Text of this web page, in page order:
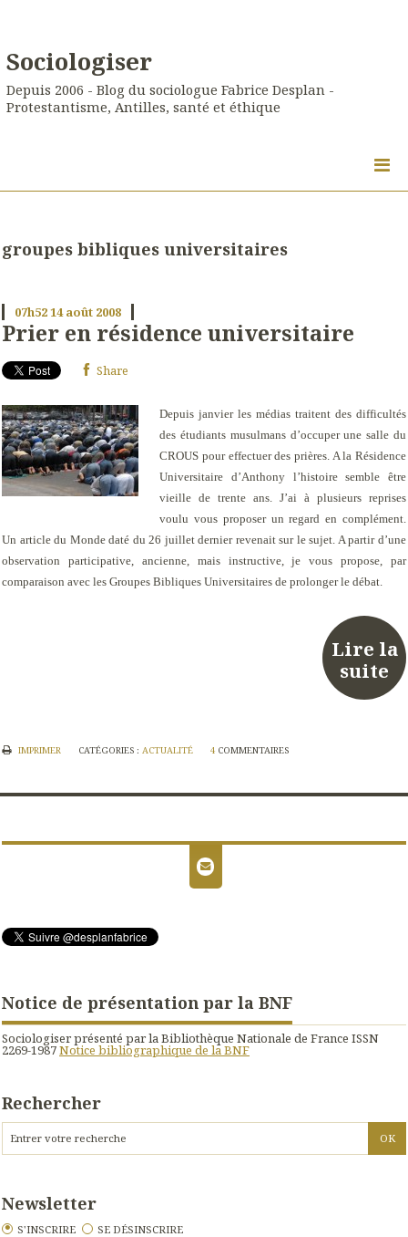
Sociologiser
Depuis 2006 - Blog du sociologue Fabrice Desplan -
Protestantisme, Antilles, santé et éthique
Notice de présentation par la BNF
Sociologiser présenté par la Bibliothèque Nationale de France ISSN
2269-1987Notice bibliographique de la BNF
Rechercher
Newsletter
S'INSCRIRE SE DÉSINSCRIRE
groupes bibliques universitaires
07h5214 août 2008
Prier en résidence universitaire
Share
Depuis janvier les médias traitent des difficultés
des étudiants musulmans d’occuper une salle du
CROUS pour effectuer des prières. A la Résidence
Universitaire d’Anthony l’histoire semble être
vieille de trente ans. J’ai à plusieurs reprises
voulu vous proposer un regard en complément.
Un article du Monde daté du 26 juillet dernier revenait sur le sujet. A partir d’une
observation participative, ancienne, mais instructive, je vous propose, par
comparaison avec les Groupes Bibliques Universitaires de prolonger le débat.
Lire la
suite
IMPRIMER CATÉGORIES : ACTUALITÉ 4 COMMENTAIRES